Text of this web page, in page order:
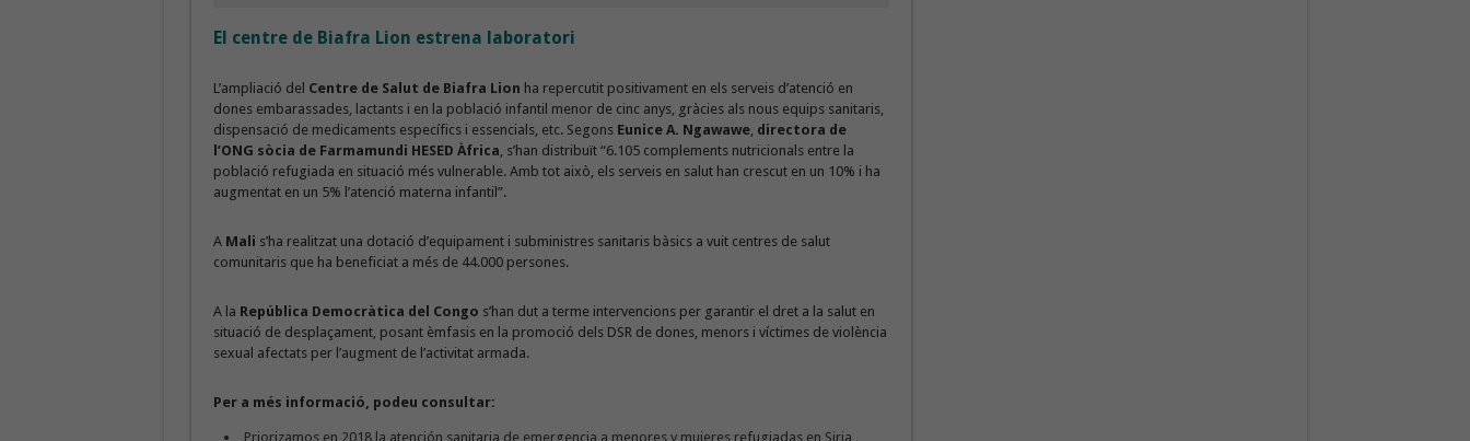
El centre de Biafra Lion estrena laboratori
L’ampliació del Centre de Salut de Biafra Lion ha repercutit positivament en els serveis d’atenció en
dones embarassades, lactants i en la població infantil menor de cinc anys, gràcies als nous equips sanitaris,
dispensació de medicaments específics i essencials, etc. Segons Eunice A. Ngawawe, directora de
l’ONG sòcia de Farmamundi HESED Àfrica , s’han distribuït “6.105 complements nutricionals entre la
població refugiada en situació més vulnerable. Amb tot això, els serveis en salut han crescut en un 10% i ha
augmentat en un 5% l’atenció materna infantil”.
A Mali s’ha realitzat una dotació d’equipament i subministres sanitaris bàsics a vuit centres de salut
comunitaris que ha beneficiat a més de 44.000 persones.
A la República Democràtica del Congo s’han dut a terme intervencions per garantir el dret a la salut en
situació de desplaçament, posant èmfasis en la promoció dels DSR de dones, menors i víctimes de violència
sexual afectats per l’augment de l’activitat armada.
Per a més informació, podeu consultar:
Priorizamos en 2018 la atención sanitaria de emergencia a menores y mujeres refugiadas en Siria,